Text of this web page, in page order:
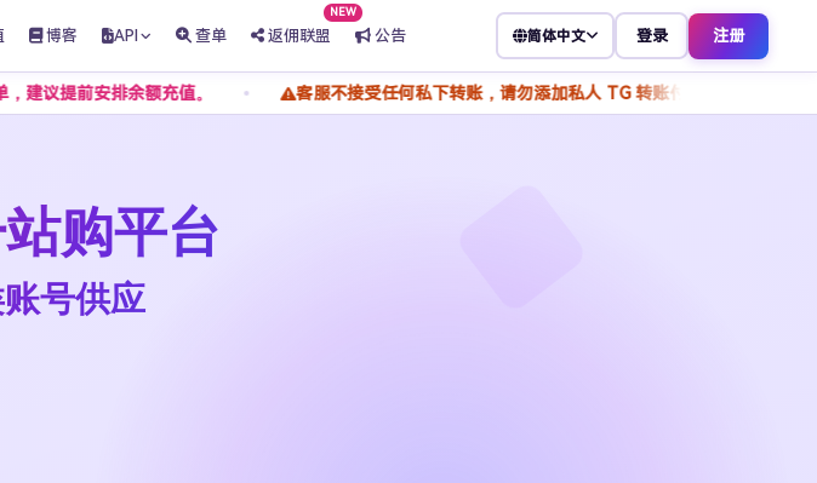
博客 API 查单 返佣联盟
NEW
公告 简体中文 登录 注册
余额充值。 客服不接受任何私下转账，请勿添加私人 TG 转账付款，谨防骗子冒充客服，所有操
购平台
号供应